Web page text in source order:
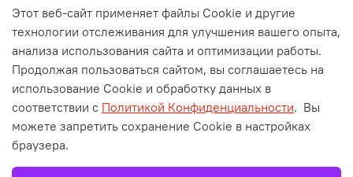
+7(843) 210-20-24
Мы в соц. сетях
Этот веб‑сайт применяет файлы Cookie и другие
технологии отслеживания для улучшения вашего опыта,
анализа использования сайта и оптимизации работы.
Продолжая пользоваться сайтом, вы соглашаетесь на
использование Cookie и обработку данных в
соответствии с Политикой Конфиденциальности. Вы
можете запретить сохранение Cookie в настройках
браузера.